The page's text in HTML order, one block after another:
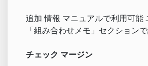
追加 情報 マニュアルで利用可能
「組み合わせメモ」セクションで
チェック マージン